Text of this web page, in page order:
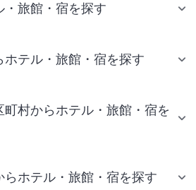
旅館・宿を探す
テル・旅館・宿を探す
村からホテル・旅館・宿を
ホテル・旅館・宿を探す